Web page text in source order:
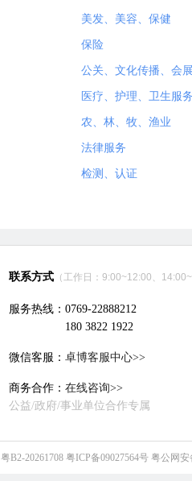
美发、美容、保健
保险
公关、文化传播、会
医疗、护理、卫生服
农、林、牧、渔业
法律服务
检测、认证
联系方式 （工作日：9:00~12:00、
服务热线：0769-22888212
180 3822 1922
微信客服： 卓博客服中心>>
商务合作： 在线咨询>>
公益/政府/事业单位合作专属
粤B2-20261708 粤ICP备09027564号 粤公网安